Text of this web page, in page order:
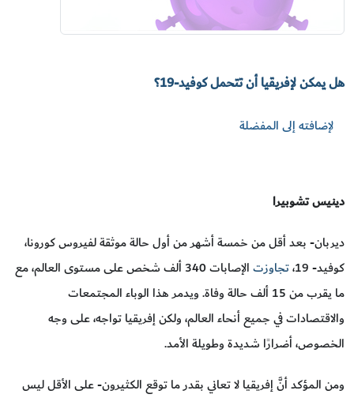
هل يمكن لإفريقيا أن تتحمل كوفيد-19؟
لإضافته إلى المفضلة
دينيس تشوبيرا
ديربان- بعد أقل من خمسة أشهر من أول حالة موثقة لفيروس كورونا،
كوفيد- 19،
تجاوزت
الإصابات 340 ألف شخص على مستوى العالم، مع
ما يقرب من 15 ألف حالة وفاة. ويدمر هذا الوباء المجتمعات
والاقتصادات في جميع أنحاء العالم، ولكن إفريقيا تواجه، على وجه
الخصوص، أضرارًا شديدة وطويلة الأمد.
ومن المؤكد أنَّ إفريقيا لا تعاني بقدر ما توقع الكثيرون- على الأقل ليس